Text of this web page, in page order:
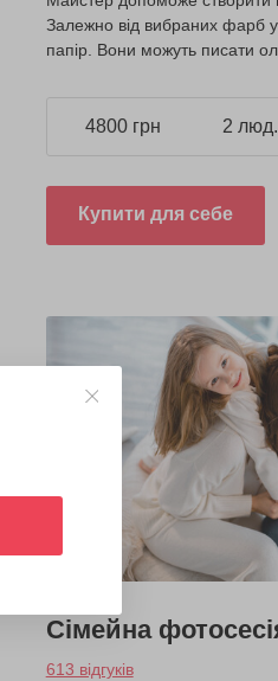
Залежно від вибраних фарб
папір. Вони можуть писати
4800 грн 2 люд.
Купити для себе
Сімейна
613 відгуків